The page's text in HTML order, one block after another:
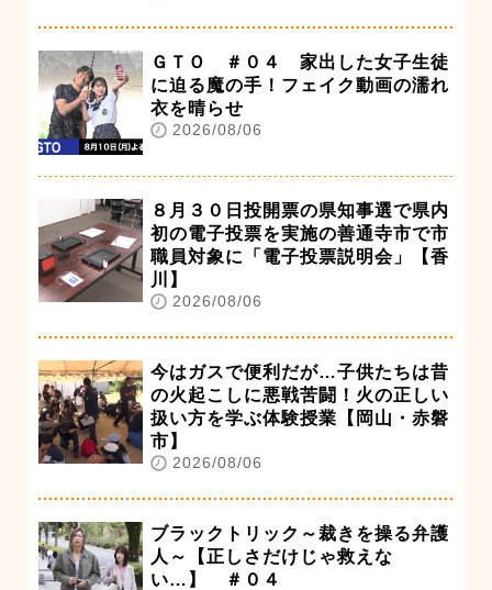
ＧＴＯ ＃０４ 家出した女子生徒
に迫る魔の手！フェイク動画の濡れ
衣を晴らせ
2026/08/06
８月３０日投開票の県知事選で県内
初の電子投票を実施の善通寺市で市
職員対象に「電子投票説明会」【香
川】
2026/08/06
今はガスで便利だが…子供たちは昔
の火起こしに悪戦苦闘！火の正しい
扱い方を学ぶ体験授業【岡山・赤磐
市】
2026/08/06
ブラックトリック～裁きを操る弁護
人～【正しさだけじゃ救えな
い…】 ＃０４